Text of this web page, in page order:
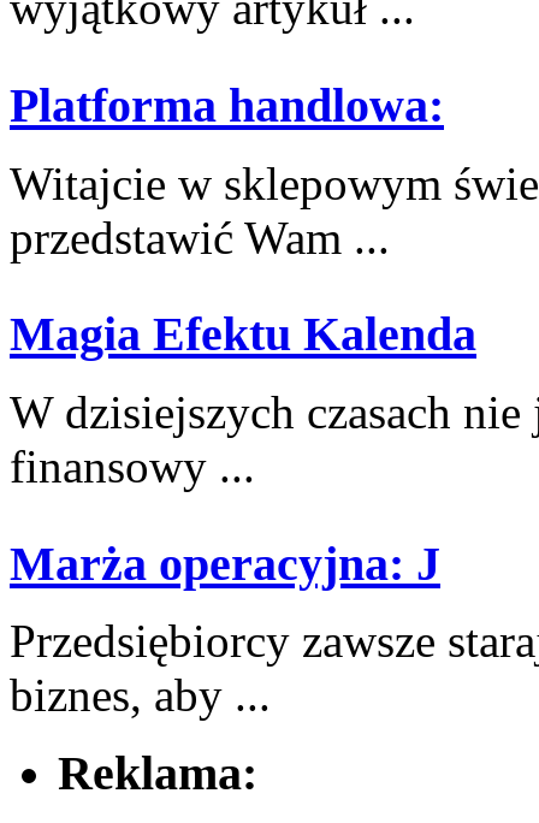
Platforma handlowa:
Witajcie w sklepowym
przedstawić Wam⁢ ...
Magia Efektu Kalenda
W dzisiejszych czasach
finansowy ...
Marża operacyjna: J
Przedsiębiorcy ‌zawsze
biznes, ​aby ...
Reklama: